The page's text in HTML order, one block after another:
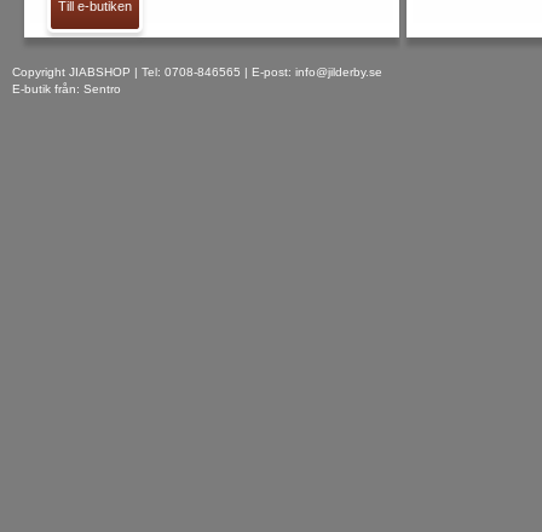
Till e-butiken
Copyright JIABSHOP | Tel: 0708-846565 | E-post: info@jilderby.se
E-butik från: Sentro